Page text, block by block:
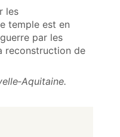
les
temple est en
par les
reconstruction de